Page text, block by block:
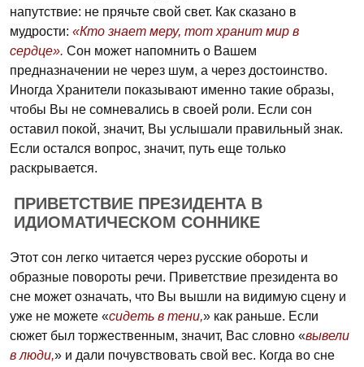
напутствие: не прячьте свой свет. Как сказано в
мудрости: «Кто знает меру, тот хранит мир в
сердце». Сон может напомнить о Вашем
предназначении не через шум, а через достоинство.
Иногда Хранители показывают именно такие образы,
чтобы Вы не сомневались в своей роли. Если сон
оставил покой, значит, Вы услышали правильный знак.
Если остался вопрос, значит, путь еще только
раскрывается.
ПРИВЕТСТВИЕ ПРЕЗИДЕНТА В
ИДИОМАТИЧЕСКОМ СОННИКЕ
Этот сон легко читается через русские обороты и
образные повороты речи. Приветствие президента во
сне может означать, что Вы вышли на видимую сцену и
уже не можете «сидеть в тени,» как раньше. Если
сюжет был торжественным, значит, Вас словно «вывели
в люди,» и дали почувствовать свой вес. Когда во сне